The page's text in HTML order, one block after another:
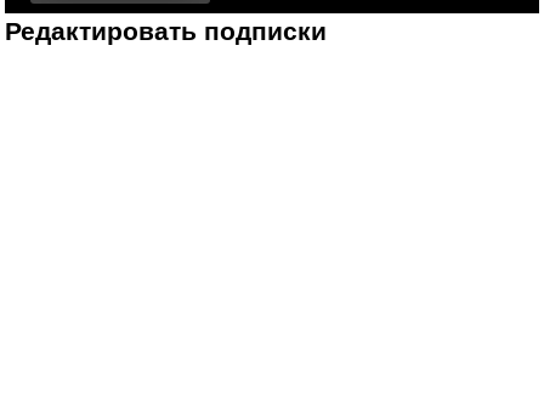
Редактировать подписки